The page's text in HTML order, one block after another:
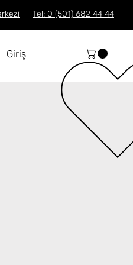
Tel: 0 (501) 682 44 44
Giriş